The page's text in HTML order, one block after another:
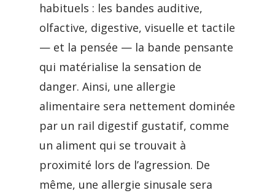
habituels : les bandes auditive,
olfactive, digestive, visuelle et tactile
— et la pensée — la bande pensante
qui matérialise la sensation de
danger. Ainsi, une allergie
alimentaire sera nettement dominée
par un rail digestif gustatif, comme
un aliment qui se trouvait à
proximité lors de l’agression. De
même, une allergie sinusale sera